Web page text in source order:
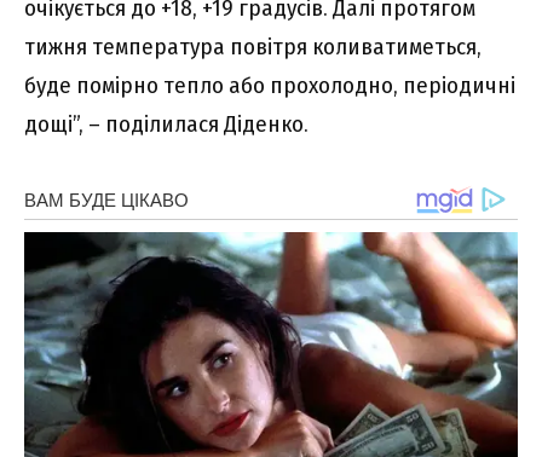
очікується до +18, +19 градусів. Далі протягом
тижня температура повітря коливатиметься,
буде помірно тепло або прохолодно, періодичні
дощі”, – поділилася Діденко.